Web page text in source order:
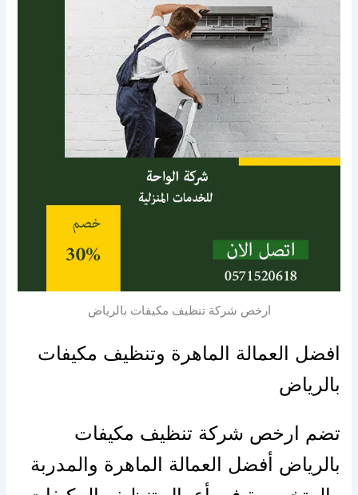
ارخص شركة تنظيف مكيفات بالرياض
افضل العمالة الماهرة وتنظيف مكيفات
بالرياض
تضم ارخص شركة تنظيف مكيفات
بالرياض أفضل العمالة الماهرة والمدربة